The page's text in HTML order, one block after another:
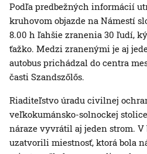
Podľa predbežných informácií
kruhovom objazde na Námestí
8.00 h ľahšie zranenia 30 ľudí,
ťažko. Medzi zranenými je aj
autobus prichádzal do centra
časti Szandszőlős.
Riaditeľstvo úradu civilnej
veľkokumánsko-solnockej
náraze vyvrátil aj jeden strom. V
uzatvorili miestnosť, ktorá bola